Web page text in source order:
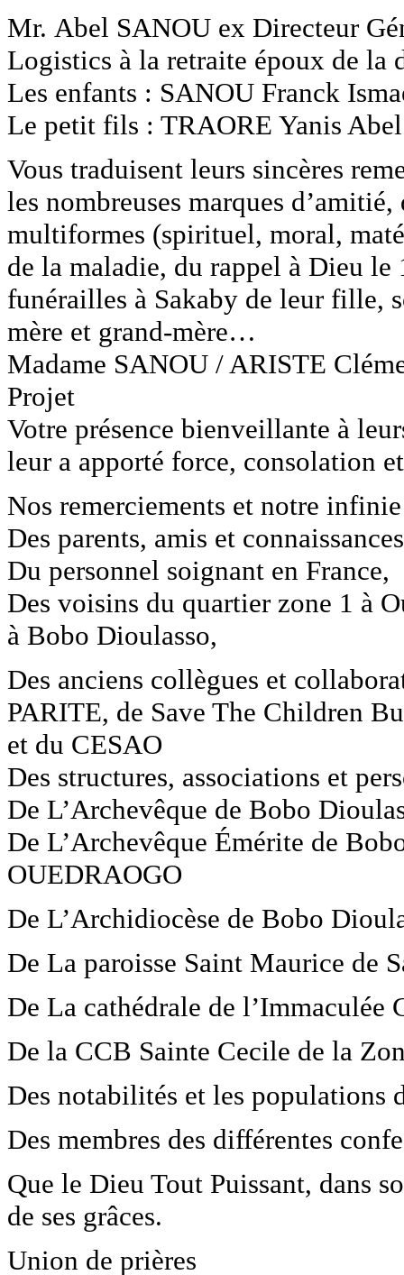
Mr. Abel SANOU ex Directeur
Logistics à la retraite époux de la
Les enfants : SANOU Franck
Le petit fils : TRAORE Yanis
Vous traduisent leurs sincères
les nombreuses marques
multiformes (spirituel, moral,
de la maladie, du rappel à Dieu
funérailles à Sakaby de leur fille,
mère et grand-mère…
Madame SANOU / ARISTE
Projet
Votre présence bienveillante à
leur a apporté force, consolation
Nos remerciements et notre
Des parents, amis et
Du personnel soignant en France,
Des voisins du quartier zone 1 à
à Bobo Dioulasso,
Des anciens collègues et
PARITE, de Save The Children
et du CESAO
Des structures, associations et
De L’Archevêque de Bobo
De L’Archevêque Émérite de
OUEDRAOGO
De L’Archidiocèse de Bobo
De La paroisse Saint Maurice de
De La cathédrale de l’Immaculée
De la CCB Sainte Cecile de la
Des notabilités et les populations
Des membres des différentes
Que le Dieu Tout Puissant, dans
de ses grâces.
Union de prières